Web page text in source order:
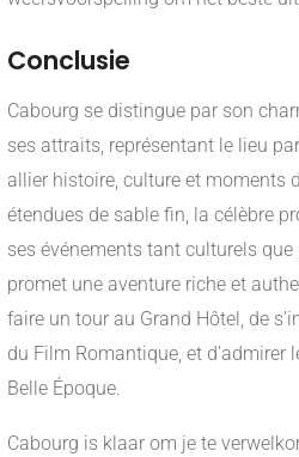
Conclusie
Cabourg se distingue par son
ses attraits, représentant le lieu
allier histoire, culture et moments
étendues de sable fin, la célèbre
ses événements tant culturels
promet une aventure riche et
faire un tour au Grand Hôtel, de
du Film Romantique, et d’admirer
Belle Époque.
Cabourg is klaar om je te